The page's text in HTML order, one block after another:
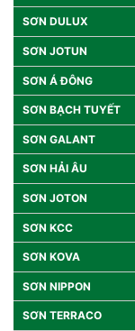
SƠN DULUX
SƠN JOTUN
SƠN Á ĐÔNG
SƠN BẠCH TUYẾT
SƠN GALANT
SƠN HẢI ÂU
SƠN JOTON
SƠN KCC
SƠN KOVA
SƠN NIPPON
SƠN TERRACO